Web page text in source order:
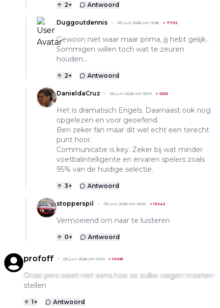
2+ Antwoord
Duggoutdennis 03 juni 2026 om 13:36 + 7792
Gewoon niet waar maar prima, jij hebt gelijk..
Sommigen willen toch wat te zeuren
houden...
2+ Antwoord
DanieldaCruz 03 juni 2026 om 18:10 + 6353
Het is dramatisch Engels. Daarnaast ook nog
opgelezen en voor geoefend.
Ben zeker fan maar dit wel echt een terecht
punt hoor.
Communicatie is key. Zeker bij wat minder
voetbalintelligente en ervaren spelers zoals
95% van de huidige selectie.
3+ Antwoord
stopperspil 03 juni 2026 om 18:34 +13642
Vermoeiend om naar te luisteren
0+ Antwoord
profoff 03 juni 2026 om 12:10 +10081
Onze pers weet niet eens hoe ze zulke vragen moeten
stellen
1+ Antwoord